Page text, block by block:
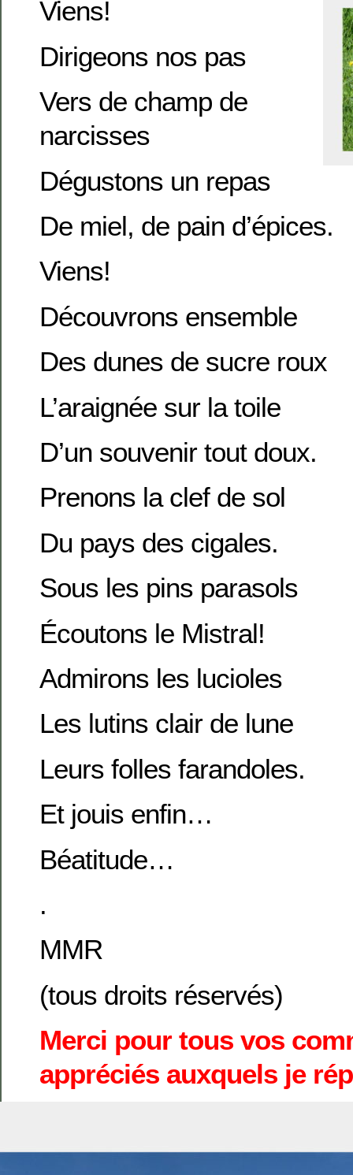
Viens!
Dirigeons nos pas
Vers de champ de
narcisses
Dégustons un repas
De miel, de pain d’épices.
Viens!
Découvrons ensemble
Des dunes de sucre roux
L’araignée sur la toile
D’un souvenir tout doux.
Prenons la clef de sol
Du pays des cigales.
Sous les pins parasols
Écoutons le Mistral!
Admirons les lucioles
Les lutins clair de lune
Leurs folles farandoles.
Et jouis enfin…
Béatitude…
.
MMR
(tous droits réservés)
Merci pour tous vos
appréciés auxquels je